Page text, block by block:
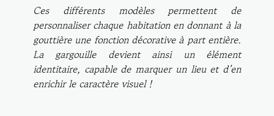
Ces différents modèles permettent de
personnaliser chaque habitation en donnant à la
gouttière une fonction décorative à part entière.
La gargouille devient ainsi un élément
identitaire, capable de marquer un lieu et d’en
enrichir le caractère visuel !